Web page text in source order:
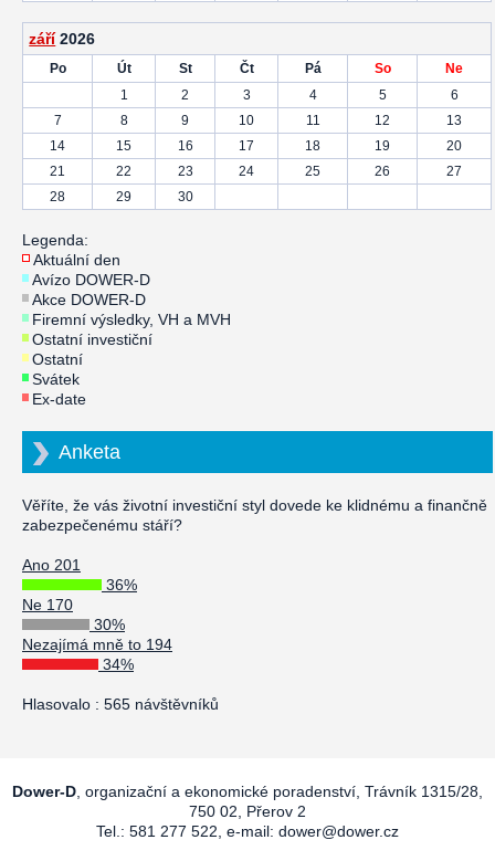
září 2026
Po Út St Čt Pá So
Ne
1
2 3 4 5
6
7
8 9 10 11 12
13
14
15 16 17 18 19
20
21
22 23 24 25 26
27
28
29 30
Legenda:
Aktuální den
Avízo DOWER-D
Akce DOWER-D
Firemní výsledky, VH a MVH
Ostatní investiční
Ostatní
Svátek
Ex-date
Anketa
Věříte, že vás životní investiční styl dovede ke klidnému a finančně
zabezpečenému stáří?
Ano 201
36%
Ne 170
30%
Nezajímá mně to 194
34%
Hlasovalo : 565 návštěvníků
Dower-D , organizační a ekonomické poradenství, Trávník 1315/28,
750 02, Přerov 2
Tel.: 581 277 522, e-mail: dower@dower.cz